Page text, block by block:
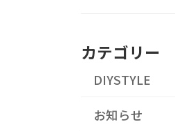
カテゴリー
DIYSTYLE
お知らせ